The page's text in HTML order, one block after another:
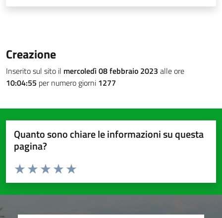
Creazione
Inserito sul sito il mercoledì 08 febbraio 2023 alle ore
10:04:55 per numero giorni 1277
Quanto sono chiare le informazioni su questa
pagina?
Valuta da 1 a 5 stelle la pagina
Valuta 5 stelle su 5
Valuta 4 stelle su 5
Valuta 3 stelle su 5
Valuta 2 stelle su 5
Valuta 1 stelle su 5